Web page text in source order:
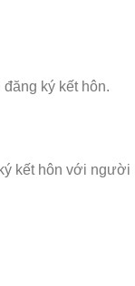
ký kết hôn.
kết hôn với người